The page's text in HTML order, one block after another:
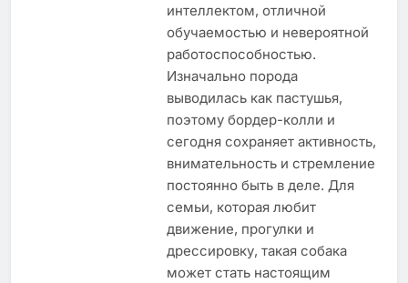
интеллектом, отличной
обучаемостью и невероятной
работоспособностью.
Изначально порода
выводилась как пастушья,
поэтому бордер-колли и
сегодня сохраняет активность,
внимательность и стремление
постоянно быть в деле. Для
семьи, которая любит
движение, прогулки и
дрессировку, такая собака
может стать настоящим